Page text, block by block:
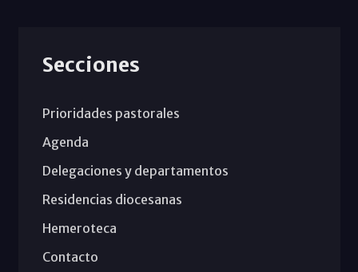
Secciones
Prioridades pastorales
Agenda
Delegaciones y departamentos
Residencias diocesanas
Hemeroteca
Contacto